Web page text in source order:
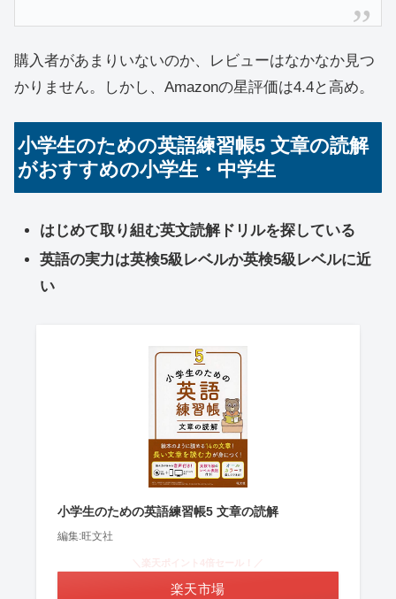
購入者があまりいないのか、レビューはなかなか見つ
かりません。しかし、Amazonの星評価は4.4と高め。
小学生のための英語練習帳5 文章の読解
がおすすめの小学生・中学生
はじめて取り組む英文読解ドリルを探している
英語の実力は英検5級レベルか英検5級レベルに近
い
小学生のための英語練習帳5 文章の読解
編集:旺文社
楽天市場